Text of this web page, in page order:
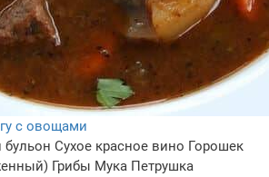
с овощами
бульон Сухое красное вино Горошек
Грибы Мука Петрушка